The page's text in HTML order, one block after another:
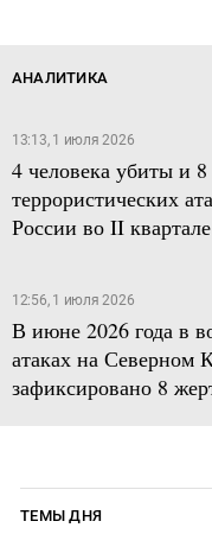
АНАЛИТИКА
13:13, 1 июля 2026
4 человека убиты и
террористических
России во II
12:56, 1 июля 2026
В июне 2026 года в
атаках на Северном
зафиксировано 8
ТЕМЫ ДНЯ